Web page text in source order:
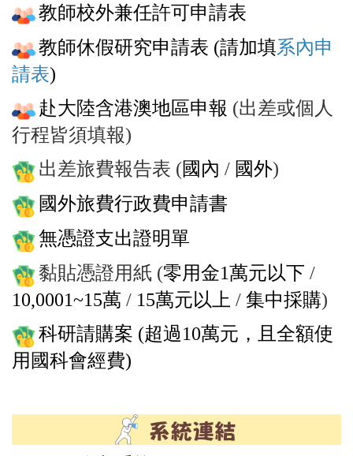
教師校外兼任許可申請表
教師休假研究申請表 (請加填系內申
請表)
赴大陸含港澳地區申報 (出差或個人
行程皆須填報)
出差旅費報告表 (國內 / 國外)
國外旅費行政費申請書
無憑證支出證明單
黏貼憑證用紙 (零用金1萬元以下 /
10,0001~15萬 / 15萬元以上 / 集中採購)
科研請購案 (超過10萬元，且全額使
用國科會經費)